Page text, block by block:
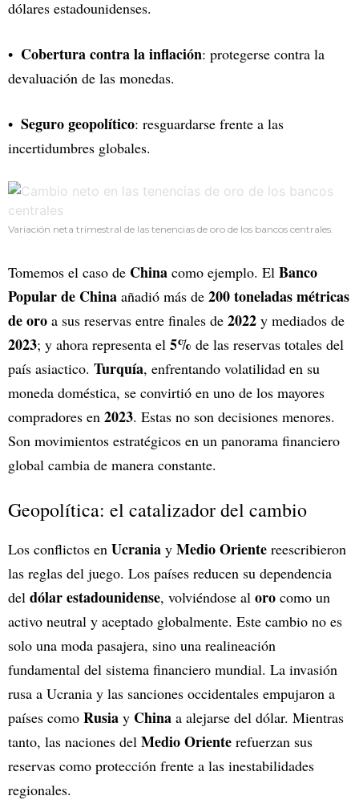
dólares estadounidenses.
Cobertura contra la inflación: protegerse contra la
devaluación de las monedas.
Seguro geopolítico: resguardarse frente a las
incertidumbres globales.
Variación neta trimestral de las tenencias de oro de los bancos centrales.
Tomemos el caso de China como ejemplo. El Banco
Popular de China añadió más de 200 toneladas métricas
de oro a sus reservas entre finales de 2022 y mediados de
2023; y ahora representa el 5% de las reservas totales del
país asiactico. Turquía, enfrentando volatilidad en su
moneda doméstica, se convirtió en uno de los mayores
compradores en 2023. Estas no son decisiones menores.
Son movimientos estratégicos en un panorama financiero
global cambia de manera constante.
Geopolítica: el catalizador del cambio
Los conflictos en Ucrania y Medio Oriente reescribieron
las reglas del juego. Los países reducen su dependencia
del dólar estadounidense, volviéndose al oro como un
activo neutral y aceptado globalmente. Este cambio no es
solo una moda pasajera, sino una realineación
fundamental del sistema financiero mundial. La invasión
rusa a Ucrania y las sanciones occidentales empujaron a
países como Rusia y China a alejarse del dólar. Mientras
tanto, las naciones del Medio Oriente refuerzan sus
reservas como protección frente a las inestabilidades
regionales.